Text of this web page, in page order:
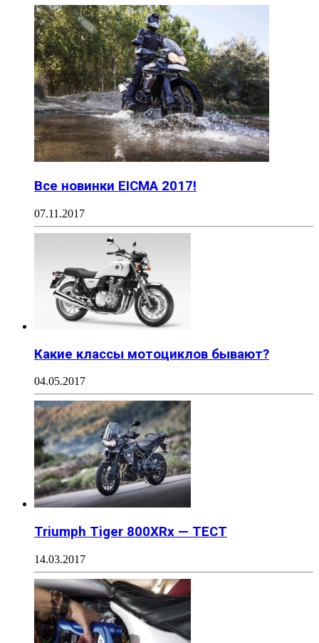
Все новинки EICMA 2017!
07.11.2017
Какие классы мотоциклов бывают?
04.05.2017
Triumph Tiger 800XRx — ТЕСТ
14.03.2017